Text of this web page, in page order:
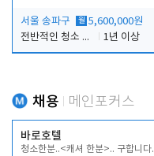
서울 송파구 월 5,600,000원
전반적인 청소 업무(객실청소.객실정리)
1년 이상
채용 메인포커스
바로호텔
청소한분..<캐셔 한분>.. 구합니다.